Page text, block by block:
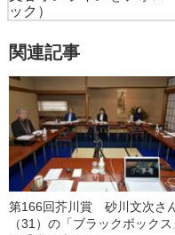
ック）
関連記事
第166回芥川賞 砂川文次さ
（31）の「ブラックボックス